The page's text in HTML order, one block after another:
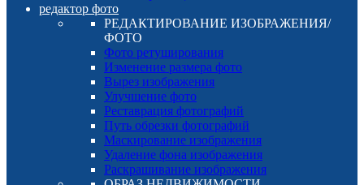
редактор фото
РЕДАКТИРОВАНИЕ ИЗОБРАЖЕНИЯ/
ФОТО
Фото ретуширования
Изменение размера фото
Вырез изображения
Улучшение фото
Реставрация фотографий
Путь обрезки фотографий
Маскирование изображения
Удаление фона изображения
Раскрашивание изображения